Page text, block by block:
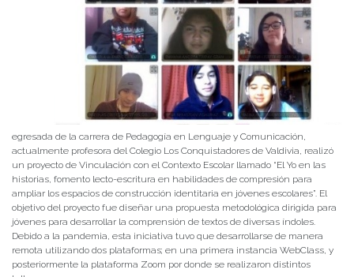
egresada de la carrera de Pedagogía en Lenguaje y Comunicación,
actualmente profesora del Colegio Los Conquistadores de Valdivia, realizó
un proyecto de Vinculación con el Contexto Escolar llamado “El Yo en las
historias, fomento lecto-escritura en habilidades de compresión para
ampliar los espacios de construcción identitaria en jóvenes escolares”. El
objetivo del proyecto fue diseñar una propuesta metodológica dirigida para
jóvenes para desarrollar la comprensión de textos de diversas índoles.
Debido a la pandemia, esta iniciativa tuvo que desarrollarse de manera
remota utilizando dos plataformas; en una primera instancia WebClass, y
posteriormente la plataforma Zoom por donde se realizaron distintos